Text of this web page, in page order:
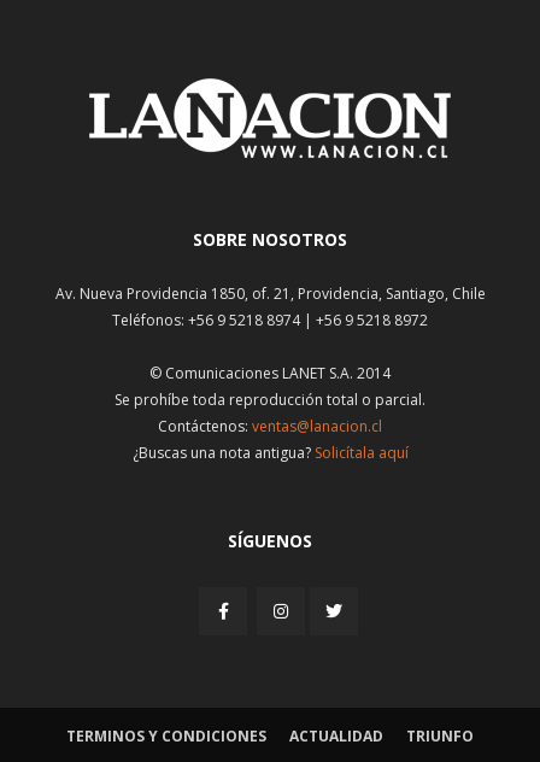
SOBRE NOSOTROS
Av. Nueva Providencia 1850, of. 21, Providencia, Santiago, Chile
Teléfonos: +56 9 5218 8974 | +56 9 5218 8972
© Comunicaciones LANET S.A. 2014
Se prohíbe toda reproducción total o parcial.
Contáctenos: ventas@lanacion.cl
¿Buscas una nota antigua? Solicítala aquí
SÍGUENOS
TERMINOS Y CONDICIONES ACTUALIDAD TRIUNFO